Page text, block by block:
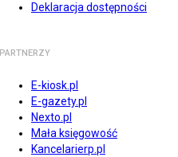
Deklaracja dostępności
PARTNERZY
E-kiosk.pl
E-gazety.pl
Nexto.pl
Mała księgowość
Kancelarierp.pl